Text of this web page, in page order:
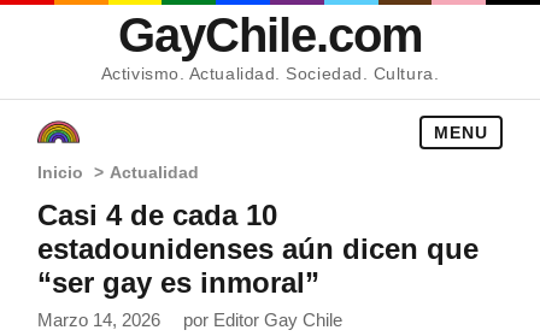
GayChile.com
Activismo. Actualidad. Sociedad. Cultura.
MENU
Inicio > Actualidad
Casi 4 de cada 10
estadounidenses aún dicen que
“ser gay es inmoral”
Marzo 14, 2026 por Editor Gay Chile